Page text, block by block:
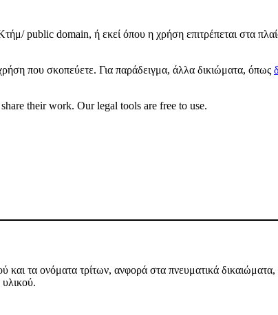
public domain, ή εκεί όπου η χρήση επιτρέπεται στα
που σκοπεύετε. Για παράδειγμα, άλλα δικιώματα, όπως
their work. Our legal tools are free to use.
τα ονόματα τρίτων, ανφορά στα πνευματικά δικαιώματα,